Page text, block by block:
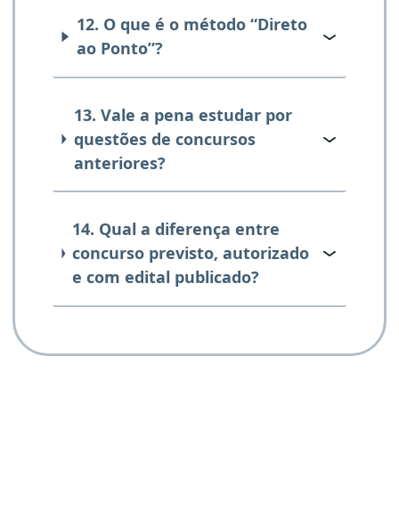
12. O que é o método “Direto
ao Ponto”?
13. Vale a pena estudar por
questões de concursos
anteriores?
14. Qual a diferença entre
concurso previsto, autorizado
e com edital publicado?